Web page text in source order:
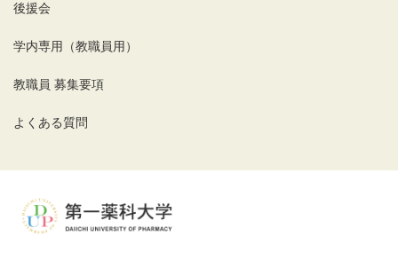
後援会
学内専用（教職員用）
教職員 募集要項
よくある質問